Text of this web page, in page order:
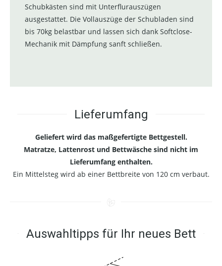
Schubkästen sind mit Unterflurauszügen
ausgestattet. Die Vollauszüge der Schubladen sind
bis 70kg belastbar und lassen sich dank Softclose-
Mechanik mit Dämpfung sanft schließen.
Lieferumfang
Geliefert wird das maßgefertigte Bettgestell.
Matratze, Lattenrost und Bettwäsche sind nicht im
Lieferumfang enthalten.
Ein Mittelsteg wird ab einer Bettbreite von 120 cm verbaut.
Auswahltipps für Ihr neues Bett